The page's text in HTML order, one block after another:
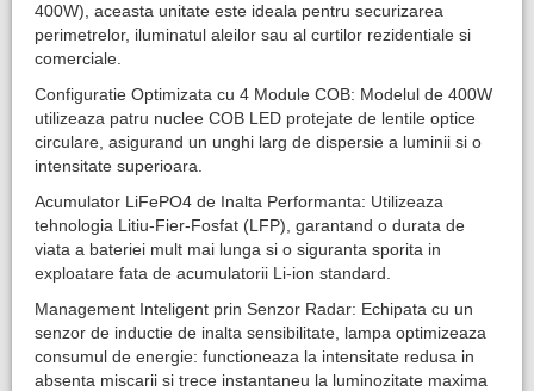
400W), aceasta unitate este ideala pentru securizarea
perimetrelor, iluminatul aleilor sau al curtilor rezidentiale si
comerciale.
Configuratie Optimizata cu 4 Module COB: Modelul de 400W
utilizeaza patru nuclee COB LED protejate de lentile optice
circulare, asigurand un unghi larg de dispersie a luminii si o
intensitate superioara.
Acumulator LiFePO4 de Inalta Performanta: Utilizeaza
tehnologia Litiu-Fier-Fosfat (LFP), garantand o durata de
viata a bateriei mult mai lunga si o siguranta sporita in
exploatare fata de acumulatorii Li-ion standard.
Management Inteligent prin Senzor Radar: Echipata cu un
senzor de inductie de inalta sensibilitate, lampa optimizeaza
consumul de energie: functioneaza la intensitate redusa in
absenta miscarii si trece instantaneu la luminozitate maxima